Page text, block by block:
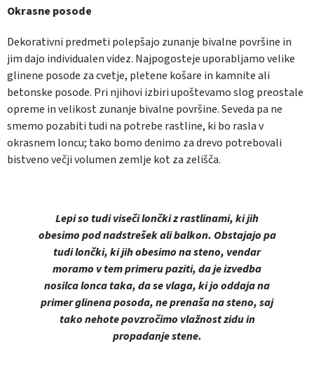
Okrasne posode
Dekorativni predmeti polepšajo zunanje bivalne površine in
jim dajo individualen videz. Najpogosteje uporabljamo velike
glinene posode za cvetje, pletene košare in kamnite ali
betonske posode. Pri njihovi izbiri upoštevamo slog preostale
opreme in velikost zunanje bivalne površine. Seveda pa ne
smemo pozabiti tudi na potrebe rastline, ki bo rasla v
okrasnem loncu; tako bomo denimo za drevo potrebovali
bistveno večji volumen zemlje kot za zelišča.
Lepi so tudi viseči lončki z rastlinami, ki jih
obesimo pod nadstrešek ali balkon. Obstajajo pa
tudi lončki, ki jih obesimo na steno, vendar
moramo v tem primeru paziti, da je izvedba
nosilca lonca taka, da se vlaga, ki jo oddaja na
primer glinena posoda, ne prenaša na steno, saj
tako nehote povzročimo vlažnost zidu in
propadanje stene.